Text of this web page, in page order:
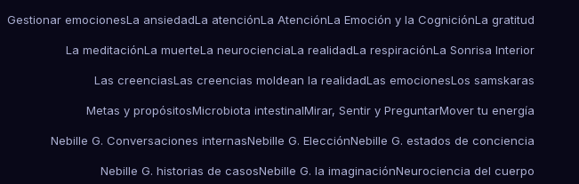
Gestionar emocionesLa ansiedadLa atenciónLa AtenciónLa Emoción y la CogniciónLa gratitud
La meditaciónLa muerteLa neurocienciaLa realidadLa respiraciónLa Sonrisa Interior
Las creenciasLas creencias moldean la realidadLas emocionesLos samskaras
Metas y propósitosMicrobiota intestinalMirar, Sentir y PreguntarMover tu energía
Nebille G. Conversaciones internasNebille G. ElecciónNebille G. estados de conciencia
Nebille G. historias de casosNebille G. la imaginaciónNeurociencia del cuerpo